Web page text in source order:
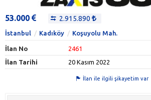
53.000 2.915.890
İstanbul Kadıköy Koşuyolu Mah.
İlan No
2461
İlan Tarihi
20 Kasım 2022
İlan ile ilgili şikayetim var